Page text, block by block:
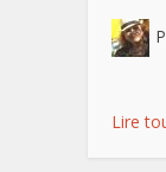
Lire